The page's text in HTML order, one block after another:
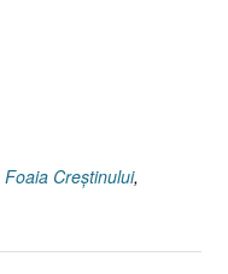
Foaia Creştinului,